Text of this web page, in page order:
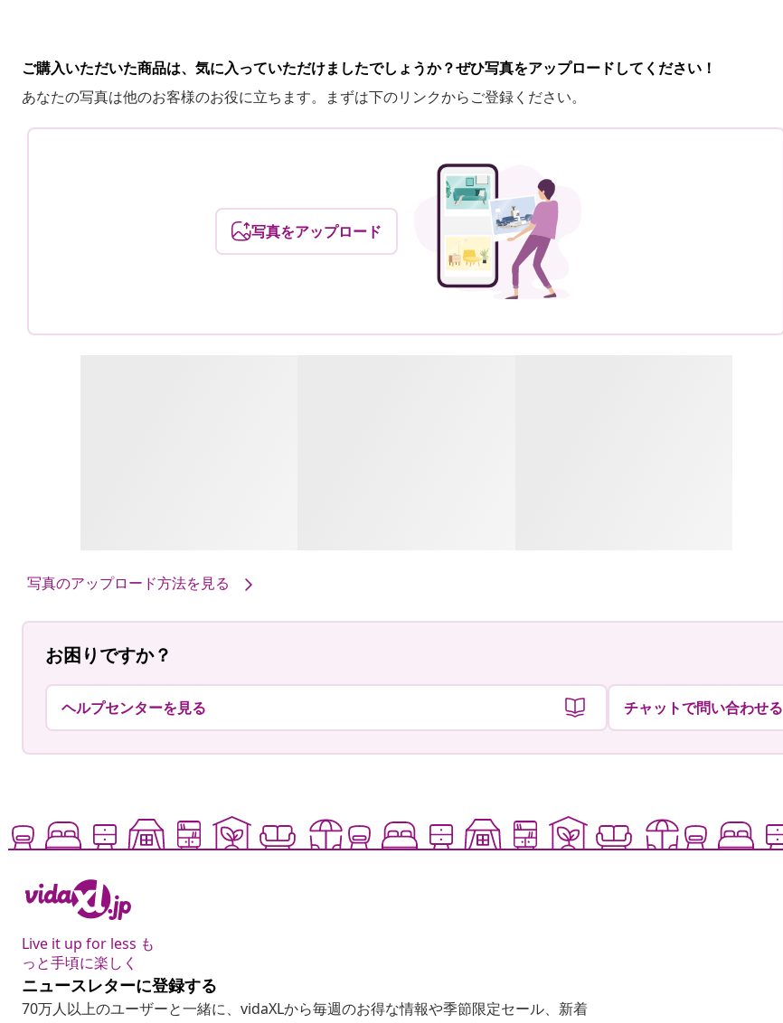
ご購入いただいた商品は、気に入っていただけましたでしょうか？ぜひ写真をアップロードしてください！
あなたの写真は他のお客様のお役に立ちます。まずは下のリンクからご登録ください。
写真をアップロード
写真のアップロード方法を見る
お困りですか？
ヘルプセンターを見る チャットで問い合わせる
Live it up for less も
っと手頃に楽しく
ニュースレターに登録する
70万人以上のユーザーと一緒に、vidaXLから毎週のお得な情報や季節限定セール、新着